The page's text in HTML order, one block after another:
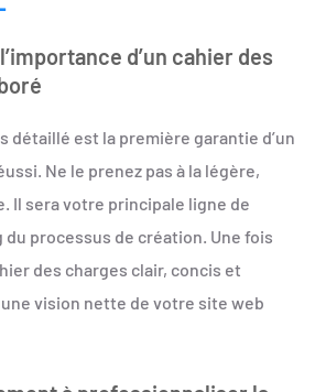
d’un cahier des
détaillé est la première garantie d’un
Ne le prenez pas à la légère,
Il sera votre principale ligne de
processus de création. Une fois
des charges clair, concis et
vision nette de votre site web